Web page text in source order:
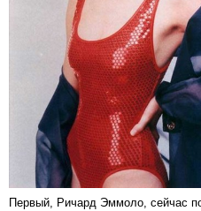
Первый, Ричард Эммоло, сейчас